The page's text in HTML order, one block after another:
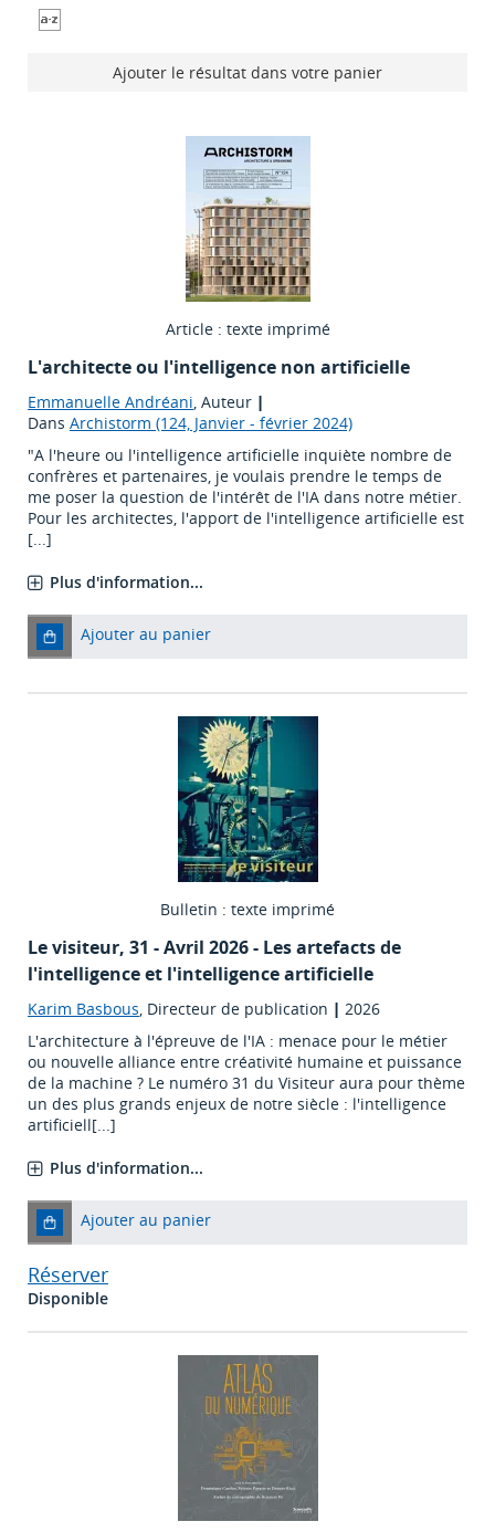
Ajouter le résultat dans votre panier
Article : texte imprimé
L'architecte ou l'intelligence non artificielle
Emmanuelle Andréani, Auteur |
Dans Archistorm (124, Janvier - février 2024)
"A l'heure ou l'intelligence artificielle inquiète nombre de
confrères et partenaires, je voulais prendre le temps de
me poser la question de l'intérêt de l'IA dans notre métier.
Pour les architectes, l'apport de l'intelligence artificielle est
[...]
Plus d'information...
Ajouter au panier
Bulletin : texte imprimé
Le visiteur, 31 - Avril 2026 - Les artefacts de
l'intelligence et l'intelligence artificielle
Karim Basbous, Directeur de publication | 2026
L'architecture à l'épreuve de l'IA : menace pour le métier
ou nouvelle alliance entre créativité humaine et puissance
de la machine ? Le numéro 31 du Visiteur aura pour thème
un des plus grands enjeux de notre siècle : l'intelligence
artificiell[...]
Plus d'information...
Ajouter au panier
Réserver
Disponible